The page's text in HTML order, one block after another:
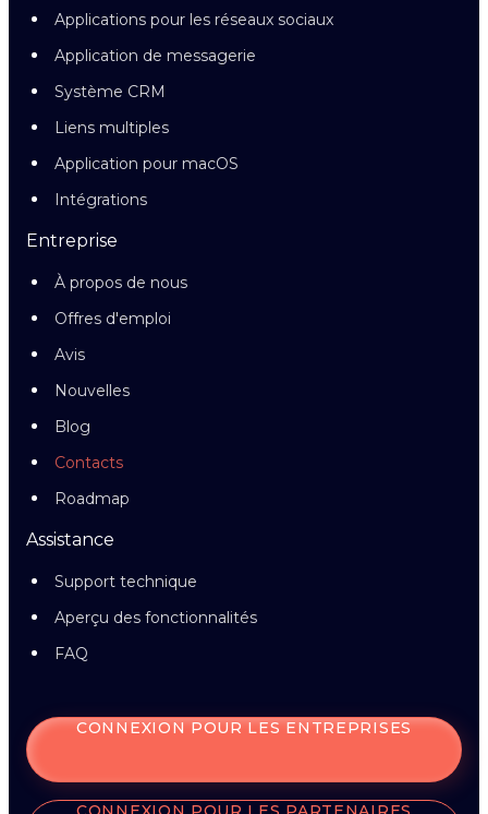
Applications pour les réseaux sociaux
Application de messagerie
Système CRM
Liens multiples
Application pour macOS
Intégrations
Entreprise
À propos de nous
Offres d'emploi
Avis
Nouvelles
Blog
Contacts
Roadmap
Assistance
Support technique
Aperçu des fonctionnalités
FAQ
CONNEXION POUR LES ENTREPRISES